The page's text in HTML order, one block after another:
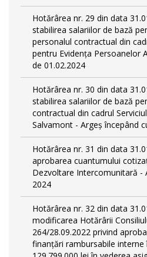
Hotărârea nr. 29 din data
stabilirea salariilor de bază
personalul contractual din
pentru Evidența Persoanelor
de 01.02.2024
Hotărârea nr. 30 din data
stabilirea salariilor de bază
contractual din cadrul
Salvamont - Argeș începând
Hotărârea nr. 31 din data
aprobarea cuantumului
Dezvoltare Intercomunitară -
2024
Hotărârea nr. 32 din data
modificarea Hotărârii
264/28.09.2022 privind
finanțări rambursabile interne